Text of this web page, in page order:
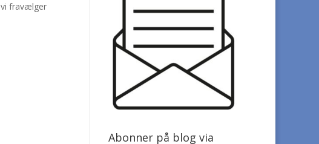
fravælger
Abonner på blog via